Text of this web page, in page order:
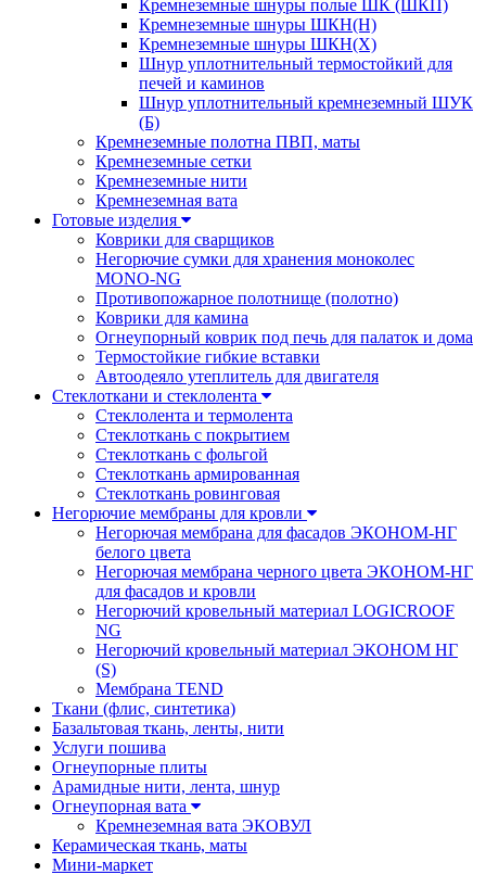
Кремнеземные шнуры полые ШК (ШКП)
Кремнеземные шнуры ШКН(Н)
Кремнеземные шнуры ШКН(Х)
Шнур уплотнительный термостойкий для
печей и каминов
Шнур уплотнительный кремнеземный ШУК
(Б)
Кремнеземные полотна ПВП, маты
Кремнеземные сетки
Кремнеземные нити
Кремнеземная вата
Готовые изделия
Коврики для сварщиков
Негорючие сумки для хранения моноколес
MONO-NG
Противопожарное полотнище (полотно)
Коврики для камина
Огнеупорный коврик под печь для палаток и дома
Термостойкие гибкие вставки
Автоодеяло утеплитель для двигателя
Стеклоткани и стеклолента
Стеклолента и термолента
Стеклоткань с покрытием
Стеклоткань с фольгой
Стеклоткань армированная
Стеклоткань ровинговая
Негорючие мембраны для кровли
Негорючая мембрана для фасадов ЭКОНОМ-НГ
белого цвета
Негорючая мембрана черного цвета ЭКОНОМ-НГ
для фасадов и кровли
Негорючий кровельный материал LOGICROOF
NG
Негорючий кровельный материал ЭКОНОМ НГ
(S)
Мембрана TEND
Ткани (флис, синтетика)
Базальтовая ткань, ленты, нити
Услуги пошива
Огнеупорные плиты
Арамидные нити, лента, шнур
Огнеупорная вата
Кремнеземная вата ЭКОВУЛ
Керамическая ткань, маты
Мини-маркет